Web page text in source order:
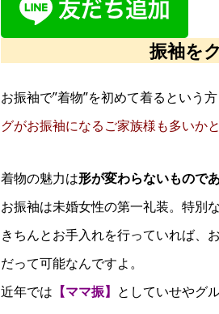
振袖を
お振袖で”着物”を初めて着るという
グがお振袖になるご家族様も多いかと
着物の魅力は形が変わらないもので
お振袖は未婚女性の第一礼装。特別な
きちんとお手入れを行っていれば、
だって可能なんですよ。
近年では 【ママ振】 としていせやグ